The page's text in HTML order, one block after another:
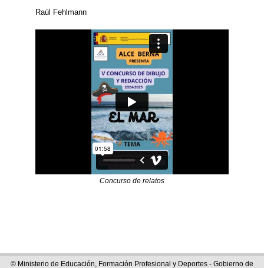
Raúl Fehlmann
Concurso de relatos
© Ministerio de Educación, Formación Profesional y Deportes - Gobierno de